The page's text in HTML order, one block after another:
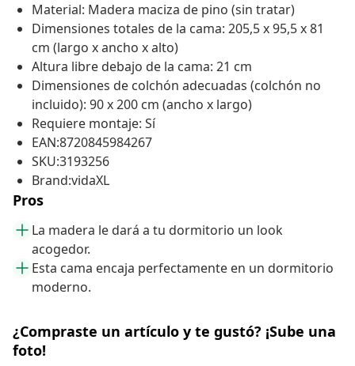
Material: Madera maciza de pino (sin tratar)
Dimensiones totales de la cama: 205,5 x 95,5 x 81
cm (largo x ancho x alto)
Altura libre debajo de la cama: 21 cm
Dimensiones de colchón adecuadas (colchón no
incluido): 90 x 200 cm (ancho x largo)
Requiere montaje: Sí
EAN:8720845984267
SKU:3193256
Brand:vidaXL
Pros
La madera le dará a tu dormitorio un look
acogedor.
Esta cama encaja perfectamente en un dormitorio
moderno.
¿Compraste un artículo y te gustó? ¡Sube una
foto!